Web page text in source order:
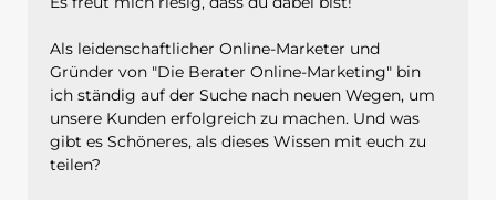
Als leidenschaftlicher Online-Marketer und
Gründer von "Die Berater Online-Marketing" bin
ich ständig auf der Suche nach neuen Wegen, um
unsere Kunden erfolgreich zu machen. Und was
gibt es Schöneres, als dieses Wissen mit euch zu
teilen?